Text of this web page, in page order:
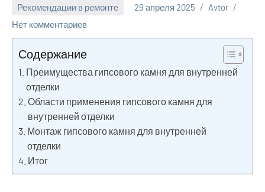
Рекомендации в ремонте 29 апреля 2025
Avtor
Нет комментариев
Содержание
Преимущества гипсового камня для внутренней
отделки
Области применения гипсового камня для
внутренней отделки
Монтаж гипсового камня для внутренней
отделки
Итог